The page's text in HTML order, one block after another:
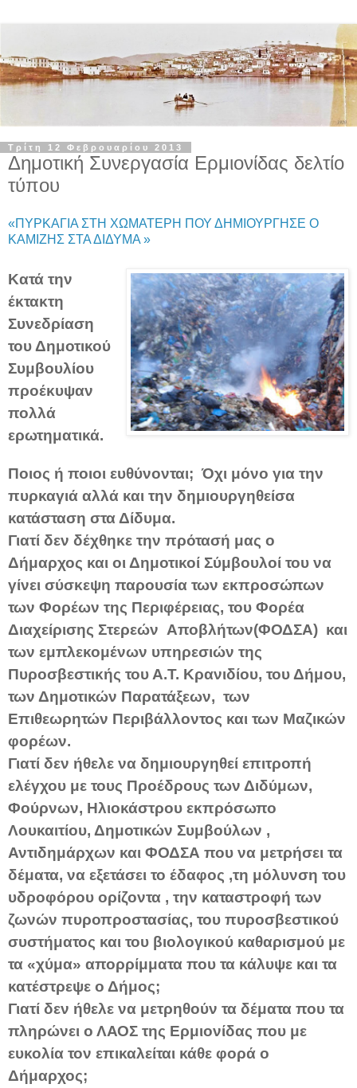
Τρίτη 12 Φεβρουαρίου 2013
Δημοτική Συνεργασία Ερμιονίδας δελτίο
τύπου
«ΠΥΡΚΑΓΙΑ ΣΤΗ ΧΩΜΑΤΕΡΗ ΠΟΥ ΔΗΜΙΟΥΡΓΗΣΕ Ο
ΚΑΜΙΖΗΣ ΣΤΑ ΔΙΔΥΜΑ »
Kατά την
έκτακτη
Συνεδρίαση
του Δημοτικού
Συμβουλίου
προέκυψαν
πολλά
ερωτηματικά.
Ποιος ή ποιοι ευθύνονται; Όχι μόνο για την
πυρκαγιά αλλά και την δημιουργηθείσα
κατάσταση στα Δίδυμα.
Γιατί δεν δέχθηκε την πρότασή μας ο
Δήμαρχος και οι Δημοτικοί Σύμβουλοί του να
γίνει σύσκεψη παρουσία των εκπροσώπων
των Φορέων της Περιφέρειας, του Φορέα
Διαχείρισης Στερεών Αποβλήτων(ΦΟΔΣΑ) και
των εμπλεκομένων υπηρεσιών της
Πυροσβεστικής του Α.Τ. Κρανιδίου, του Δήμου,
των Δημοτικών Παρατάξεων, των
Επιθεωρητών Περιβάλλοντος και των Μαζικών
φορέων.
Γιατί δεν ήθελε να δημιουργηθεί επιτροπή
ελέγχου με τους Προέδρους των Διδύμων,
Φούρνων, Ηλιοκάστρου εκπρόσωπο
Λουκαιτίου, Δημοτικών Συμβούλων ,
Αντιδημάρχων και ΦΟΔΣΑ που να μετρήσει τα
δέματα, να εξετάσει το έδαφος ,τη μόλυνση του
υδροφόρου ορίζοντα , την καταστροφή των
ζωνών πυροπροστασίας, του πυροσβεστικού
συστήματος και του βιολογικού καθαρισμού με
τα «χύμα» απορρίμματα που τα κάλυψε και τα
κατέστρεψε ο Δήμος;
Γιατί δεν ήθελε να μετρηθούν τα δέματα που τα
πληρώνει ο ΛΑΟΣ της Ερμιονίδας που με
ευκολία τον επικαλείται κάθε φορά ο
Δήμαρχος;